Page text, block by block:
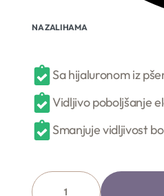
NA ZALIHAMA
Sa hijaluronom iz
Vidljivo poboljšanje
Smanjuje vidljivost